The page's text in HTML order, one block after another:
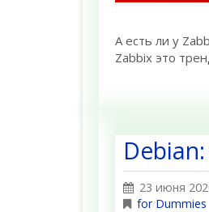
А есть ли у
Zabbix это
23 июня
for Dummies